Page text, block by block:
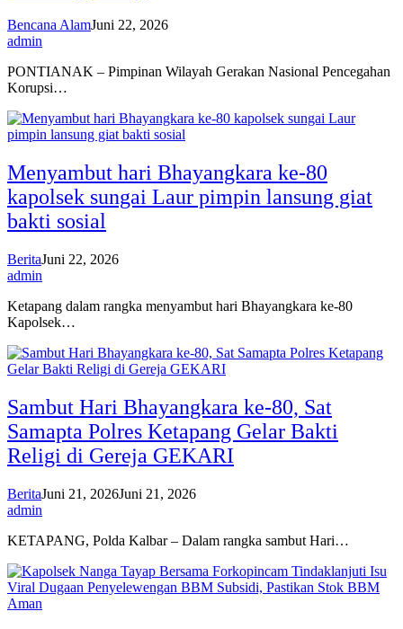
Bencana AlamJuni 22, 2026
admin
PONTIANAK – Pimpinan Wilayah Gerakan Nasional Pencegahan
Korupsi…
Menyambut hari Bhayangkara ke-80
kapolsek sungai Laur pimpin lansung giat
bakti sosial
BeritaJuni 22, 2026
admin
Ketapang dalam rangka menyambut hari Bhayangkara ke-80
Kapolsek…
Sambut Hari Bhayangkara ke-80, Sat
Samapta Polres Ketapang Gelar Bakti
Religi di Gereja GEKARI
BeritaJuni 21, 2026Juni 21, 2026
admin
KETAPANG, Polda Kalbar – Dalam rangka sambut Hari…